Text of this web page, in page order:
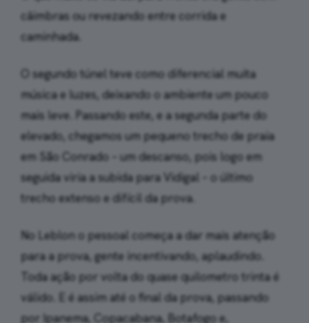
câimbras ou revezando entre corrida e
caminhada.
O segundo túnel teve como diferencial muita
música e luzes, deixando o ambiente um pouco
mais leve. Passando este, e a segunda parte do
elevado, chegamos um pequeno trecho de praia
em São Conrado – um descanso, pois logo em
seguida viria a subida para Vidigal – o último
trecho extenso e difícil da prova.
No Leblon o pessoal começa a dar mais atenção
para a prova, gente incentivando, aplaudindo.
Toda ação por volta do quase quilometro trinta é
válido. E é assim até o final da prova, passando
por Ipanema, Copacabana, Botafogo e,